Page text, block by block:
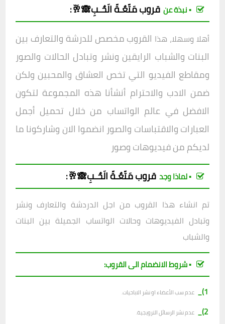
▪︎ نبذة عن قروبمَتّعٌـةّ الَحٌـبِ🙈🥂:
أهلا وسهلا، هذا القروب مخصص للدرشة والتعارف بين
البنات والشباب الرايقين ونشر وتبادل الحالات والصور
ومقاطع الفيديو التي تخص العشاق والمحبين ولكن
ضمن الادب والاحترام أنشأنا هذه المجموعة لتكون
الافضل في عالم الواتساب من خلال تحميل أجمل
العبارات والاقتباسات والصور انضموا الان وشاركونا ما
لديكم من فيديوهات وصور
▪︎ لماذا وجد قروبمَتّعٌـةّ الَحٌـبِ🙈🥂:
تم انشاء هذا القروب من اجل الدردشة والتعارف ونشر
وتبادل الفيديوهات وحالات الواتساب الجميلة بين البنات
والشباب
▪︎ شروط الانضمام الى القروب:
1)_
عدم سب الأعضاء او نشر الاباحيات.
2)_ عدم نشر الرسائل الترويجية.